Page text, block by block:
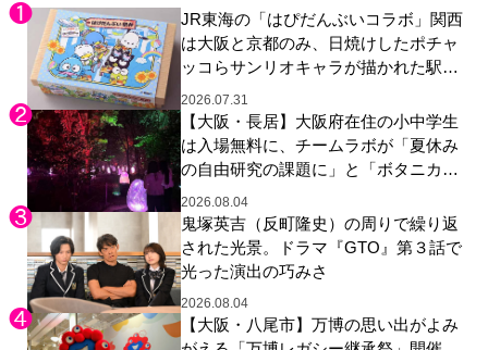
JR東海の「はぴだんぶいコラボ」関西
は大阪と京都のみ、日焼けしたポチャ
ッコらサンリオキャラが描かれた駅弁
やグッズが登場
2026.07.31
【大阪・長居】大阪府在住の小中学生
は入場無料に、チームラボが「夏休み
の自由研究の課題に」と「ボタニカル
ガーデン 大阪」へ招待
2026.08.04
鬼塚英吉（反町隆史）の周りで繰り返
された光景。ドラマ『GTO』第３話で
光った演出の巧みさ
2026.08.04
【大阪・八尾市】万博の思い出がよみ